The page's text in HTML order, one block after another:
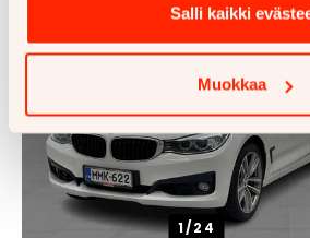
Salli kaikki
Muokkaa
1/24